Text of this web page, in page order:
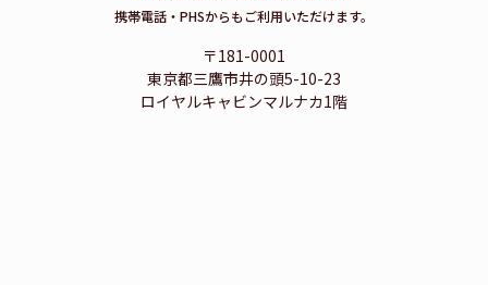
携帯電話・PHSからもご利用いただけます。
〒181-0001
東京都三鷹市井の頭5-10-23
ロイヤルキャビンマルナカ1階